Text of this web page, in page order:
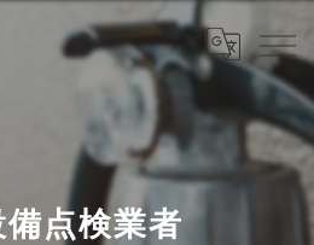
点検業者